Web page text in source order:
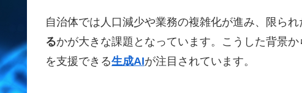
自治体では人口減少や業務の複雑化が進み、限ら
るかが大きな課題となっています。こうした背景
を支援できる生成AIが注目されています。